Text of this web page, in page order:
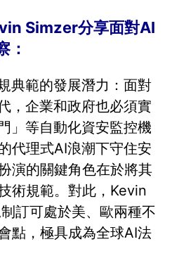
Simzer分享面對AI
：
典範的發展潛力：面對
，企業和政府也必須實
」等自動化資安監控機
代理式AI浪潮下守住安
演的關鍵角色在於將其
術規範。對此，Kevin
訂可處於美、歐兩種不
點，極具成為全球AI法